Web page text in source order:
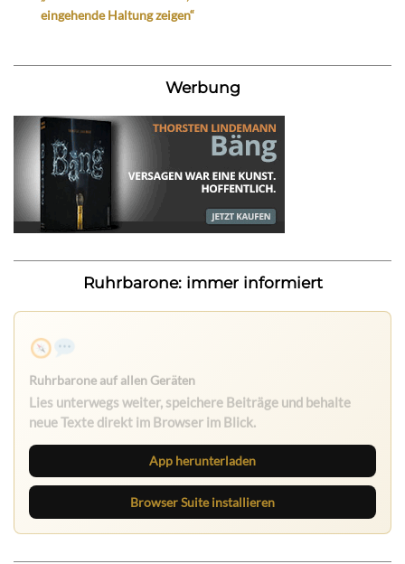
eingehende Haltung zeigen“
Werbung
Ruhrbarone: immer informiert
Ruhrbarone auf allen Geräten
Lies unterwegs weiter, speichere Beiträge und behalte
neue Texte direkt im Browser im Blick.
App herunterladen
Browser Suite installieren